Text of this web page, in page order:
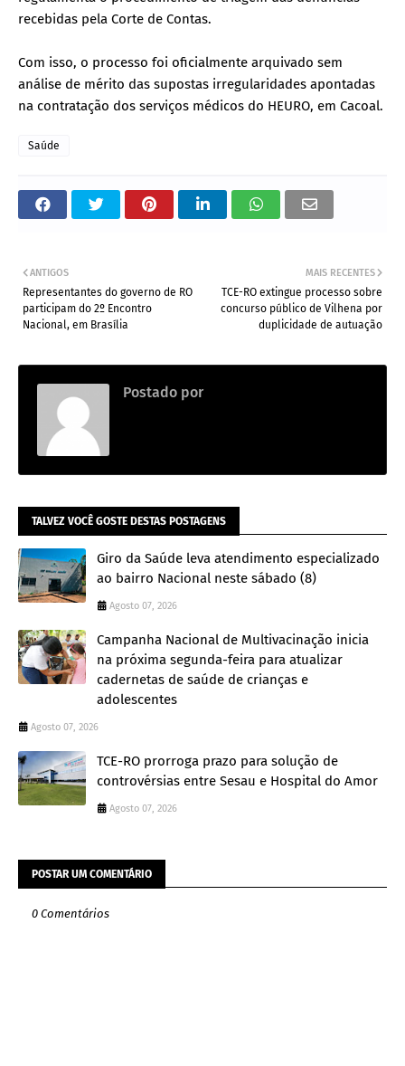
recebidas pela Corte de Contas.
Com isso, o processo foi oficialmente arquivado sem
análise de mérito das supostas irregularidades apontadas
na contratação dos serviços médicos do HEURO, em Cacoal.
Saúde
MAIS RECENTES
TCE-RO extingue processo sobre
concurso público de Vilhena por
duplicidade de autuação
ANTIGOS
Representantes do governo de RO
participam do 2º Encontro
Nacional, em Brasília
Postado por
TALVEZ VOCÊ GOSTE DESTAS POSTAGENS
Giro da Saúde leva atendimento especializado
ao bairro Nacional neste sábado (8)
Agosto 07, 2026
Campanha Nacional de Multivacinação inicia
na próxima segunda-feira para atualizar
cadernetas de saúde de crianças e
adolescentes
Agosto 07, 2026
TCE-RO prorroga prazo para solução de
controvérsias entre Sesau e Hospital do Amor
Agosto 07, 2026
POSTAR UM COMENTÁRIO
0 Comentários